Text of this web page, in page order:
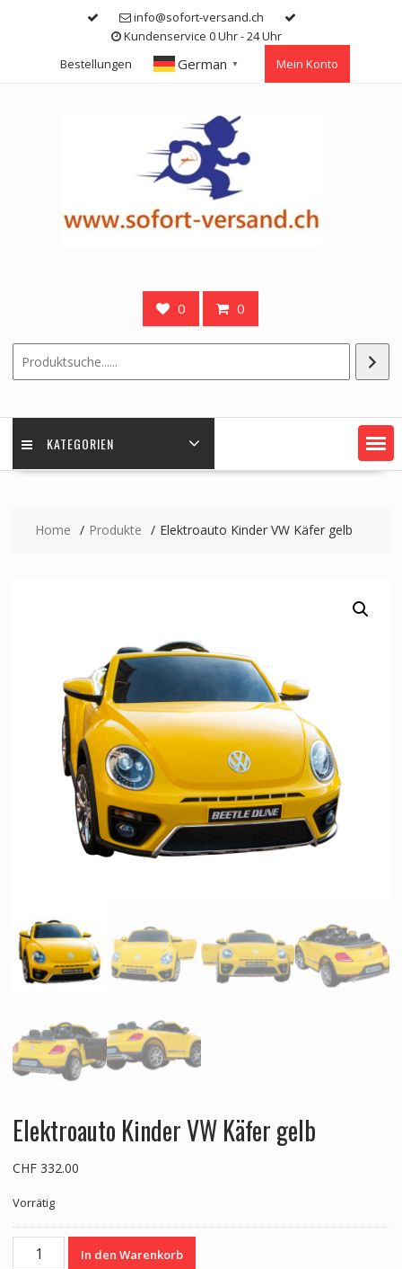
info@sofort-versand.ch
Kundenservice 0 Uhr - 24 Uhr
Bestellungen
German ▼ Mein Konto
0 0
KATEGORIEN
Home Produkte Elektroauto Kinder VW Käfer gelb
Elektroauto Kinder VW Käfer gelb
CHF332.00
Vorrätig
Elektroauto
Kinder
In den Warenkorb